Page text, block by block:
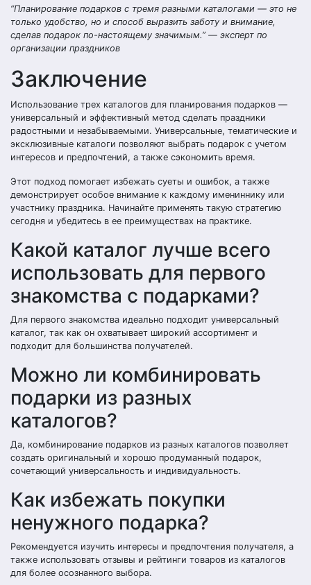
“Планирование подарков с тремя разными каталогами — это не
только удобство, но и способ выразить заботу и внимание,
сделав подарок по-настоящему значимым.” — эксперт по
организации праздников
Заключение
Использование трех каталогов для планирования подарков —
универсальный и эффективный метод сделать праздники
радостными и незабываемыми. Универсальные, тематические и
эксклюзивные каталоги позволяют выбрать подарок с учетом
интересов и предпочтений, а также сэкономить время.
Этот подход помогает избежать суеты и ошибок, а также
демонстрирует особое внимание к каждому имениннику или
участнику праздника. Начинайте применять такую стратегию
сегодня и убедитесь в ее преимуществах на практике.
Какой каталог лучше всего
использовать для первого
знакомства с подарками?
Для первого знакомства идеально подходит универсальный
каталог, так как он охватывает широкий ассортимент и
подходит для большинства получателей.
Можно ли комбинировать
подарки из разных
каталогов?
Да, комбинирование подарков из разных каталогов позволяет
создать оригинальный и хорошо продуманный подарок,
сочетающий универсальность и индивидуальность.
Как избежать покупки
ненужного подарка?
Рекомендуется изучить интересы и предпочтения получателя, а
также использовать отзывы и рейтинги товаров из каталогов
для более осознанного выбора.